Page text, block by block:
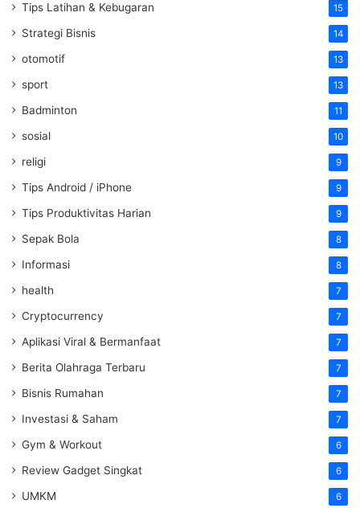
Tips Latihan & Kebugaran 15
Strategi Bisnis 14
otomotif 13
sport 13
Badminton 11
sosial 10
religi 9
Tips Android / iPhone 9
Tips Produktivitas Harian 9
Sepak Bola 8
Informasi 8
health 7
Cryptocurrency 7
Aplikasi Viral & Bermanfaat 7
Berita Olahraga Terbaru 7
Bisnis Rumahan 7
Investasi & Saham 7
Gym & Workout 6
Review Gadget Singkat 6
UMKM 6